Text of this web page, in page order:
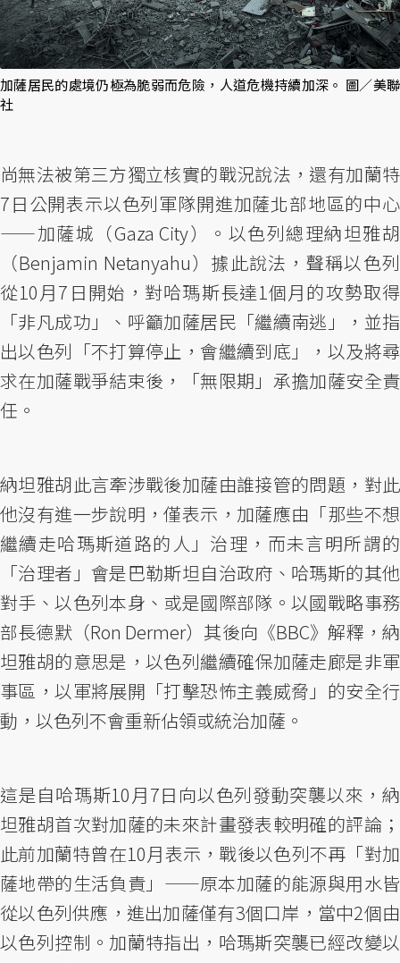
加薩居民的處境仍極為脆弱而危險，人道危機持續加深。 圖／美聯
社
尚無法被第三方獨立核實的戰況說法，還有加蘭特
7日公開表示以色列軍隊開進加薩北部地區的中心
——加薩城（Gaza City）。以色列總理納坦雅胡
（Benjamin Netanyahu）據此說法，聲稱以色列
從10月7日開始，對哈瑪斯長達1個月的攻勢取得
「非凡成功」、呼籲加薩居民「繼續南逃」，並指
出以色列「不打算停止，會繼續到底」，以及將尋
求在加薩戰爭結束後，「無限期」承擔加薩安全責
任。
納坦雅胡此言牽涉戰後加薩由誰接管的問題，對此
他沒有進一步說明，僅表示，加薩應由「那些不想
繼續走哈瑪斯道路的人」治理，而未言明所謂的
「治理者」會是巴勒斯坦自治政府、哈瑪斯的其他
對手、以色列本身、或是國際部隊。以國戰略事務
部長德默（Ron Dermer）其後向《BBC》解釋，納
坦雅胡的意思是，以色列繼續確保加薩走廊是非軍
事區，以軍將展開「打擊恐怖主義威脅」的安全行
動，以色列不會重新佔領或統治加薩。
這是自哈瑪斯10月7日向以色列發動突襲以來，納
坦雅胡首次對加薩的未來計畫發表較明確的評論；
此前加蘭特曾在10月表示，戰後以色列不再「對加
薩地帶的生活負責」——原本加薩的能源與用水皆
從以色列供應，進出加薩僅有3個口岸，當中2個由
以色列控制。加蘭特指出，哈瑪斯突襲已經改變以